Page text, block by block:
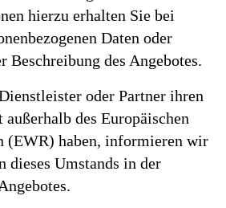
hierzu erhalten Sie bei
Daten oder
Beschreibung des Angebotes.
oder Partner ihren
des Europäischen
(EWR) haben, informieren wir
dieses Umstands in der